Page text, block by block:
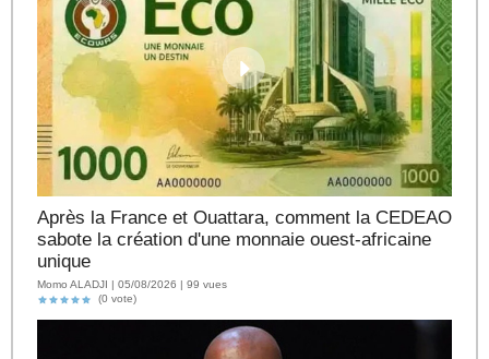
Après la France et Ouattara, comment la CEDEAO
sabote la création d'une monnaie ouest-africaine
unique
Momo ALADJI | 05/08/2026 | 99 vues
(0 vote)